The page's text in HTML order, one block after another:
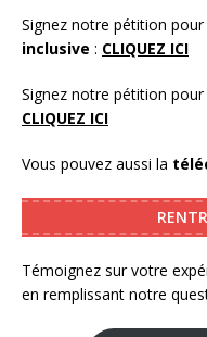
Signez notre pétition pour
inclusive : CLIQUEZ ICI
Signez notre pétition pour
CLIQUEZ ICI
Vous pouvez aussi la
Témoignez sur votre
en remplissant notre